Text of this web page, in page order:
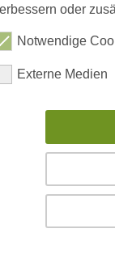
oder
Notwendige
Externe Medien